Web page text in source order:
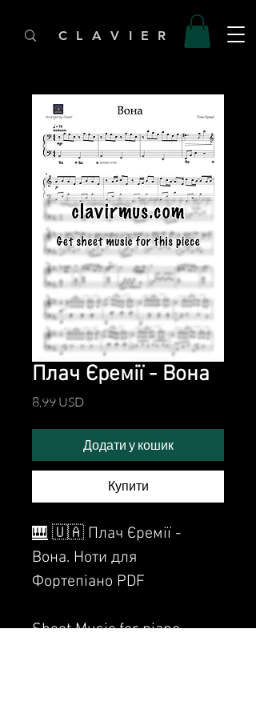
C L A V I E R
Плач Єремії - Вона
8,99 USDЦіна
Додати у кошик
Купити
🎹 🇺🇦 Плач Єремії -
Вона. Ноти для
Фортепіано PDF
Sheet Music for piano.